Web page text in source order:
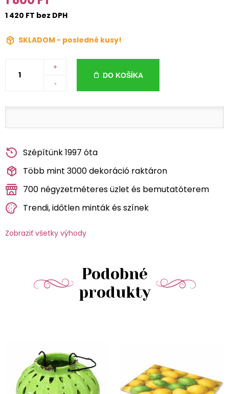
1 420 FT bez DPH
SKLADOM - posledné kusy!
+
-
DO KOŠÍKA
Szépítünk 1997 óta
Több mint 3000 dekoráció raktáron
700 négyzetméteres üzlet és bemutatóterem
Trendi, időtlen minták és színek
Zobraziť všetky výhody
Podobné
produkty